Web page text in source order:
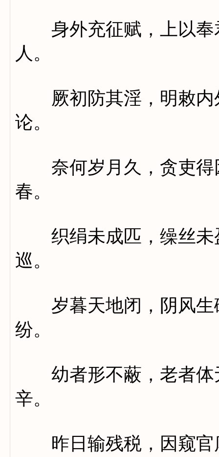
身外充征赋，上以奉
人。
厥初防其淫，明敕内
论。
奈何岁月久，贪吏得
春。
织绢未成匹，缲丝未
巡。
岁暮天地闭，阴风生
纷。
幼者形不蔽，老者体
辛。
昨日输残税，因窥官